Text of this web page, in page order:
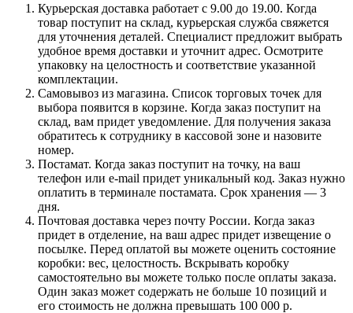
Курьерская доставка работает с 9.00 до 19.00. Когда
товар поступит на склад, курьерская служба свяжется
для уточнения деталей. Специалист предложит выбрать
удобное время доставки и уточнит адрес. Осмотрите
упаковку на целостность и соответствие указанной
комплектации.
Самовывоз из магазина. Список торговых точек для
выбора появится в корзине. Когда заказ поступит на
склад, вам придет уведомление. Для получения заказа
обратитесь к сотруднику в кассовой зоне и назовите
номер.
Постамат. Когда заказ поступит на точку, на ваш
телефон или e-mail придет уникальный код. Заказ нужно
оплатить в терминале постамата. Срок хранения — 3
дня.
Почтовая доставка через почту России. Когда заказ
придет в отделение, на ваш адрес придет извещение о
посылке. Перед оплатой вы можете оценить состояние
коробки: вес, целостность. Вскрывать коробку
самостоятельно вы можете только после оплаты заказа.
Один заказ может содержать не больше 10 позиций и
его стоимость не должна превышать 100 000 р.